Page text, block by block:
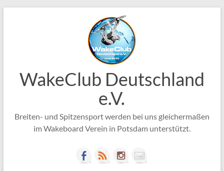
WakeClub Deutschland
e.V.
Breiten- und Spitzensport werden bei uns gleichermaßen
im Wakeboard Verein in Potsdam unterstützt.